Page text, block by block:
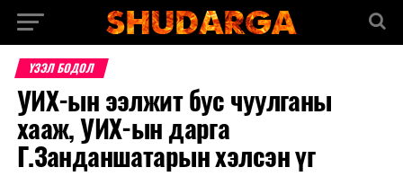
ҮЗЭЛ БОДОЛ
УИХ-ын ээлжит бус чуулганы
хааж, УИХ-ын дарга
Г.Занданшатарын хэлсэн үг